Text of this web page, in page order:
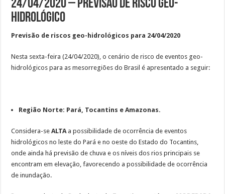
24/04/2020 – Previsão de Risco Geo-
Hidrológico
Previsão de riscos geo-hidrológicos para 24/04/2020
Nesta sexta-feira (24/04/2020), o cenário de risco de eventos geo-
hidrológicos para asmesorregiões do Brasil é apresentado a seguir:
Região Norte: Pará, Tocantins e Amazonas.
Considera-se ALTA a possibilidade de ocorrência de eventos
hidrológicos no leste do Pará e no oeste do Estado do Tocantins,
onde ainda há previsão de chuva e os níveis dos rios principais se
encontram em elevação, favorecendo a possibilidade de ocorrência
de inundação.